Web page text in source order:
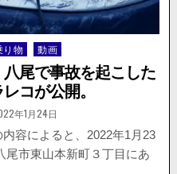
バ
イ
ク
が
車
と
衝
突
事
故。
車
り物 動画
八尾で事故を起こした
コが公開。
年1月24日
容によると、2022年1月23
尾市東山本新町３丁目にあ